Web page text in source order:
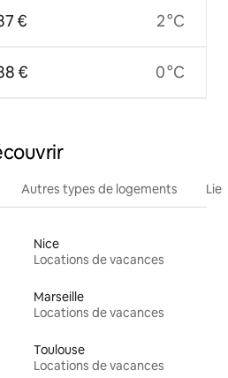
€
€
2 °C
0 °C
Autres types de logements
Nice
Locations de vacances
Marseille
Locations de vacances
Toulouse
Locations de vacances